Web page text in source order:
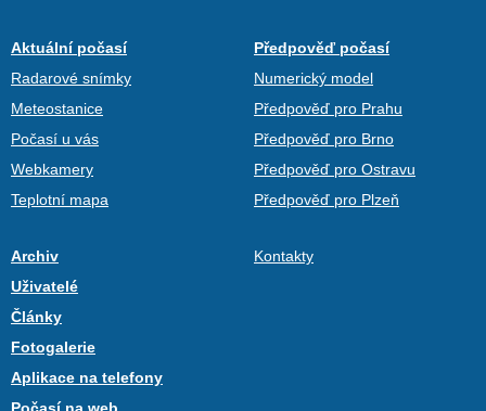
Aktuální počasí
Radarové snímky
Meteostanice
Počasí u vás
Webkamery
Teplotní mapa
Předpověď počasí
Numerický model
Předpověď pro Prahu
Předpověď pro Brno
Předpověď pro Ostravu
Předpověď pro Plzeň
Archiv
Uživatelé
Články
Fotogalerie
Aplikace na telefony
Kontakty